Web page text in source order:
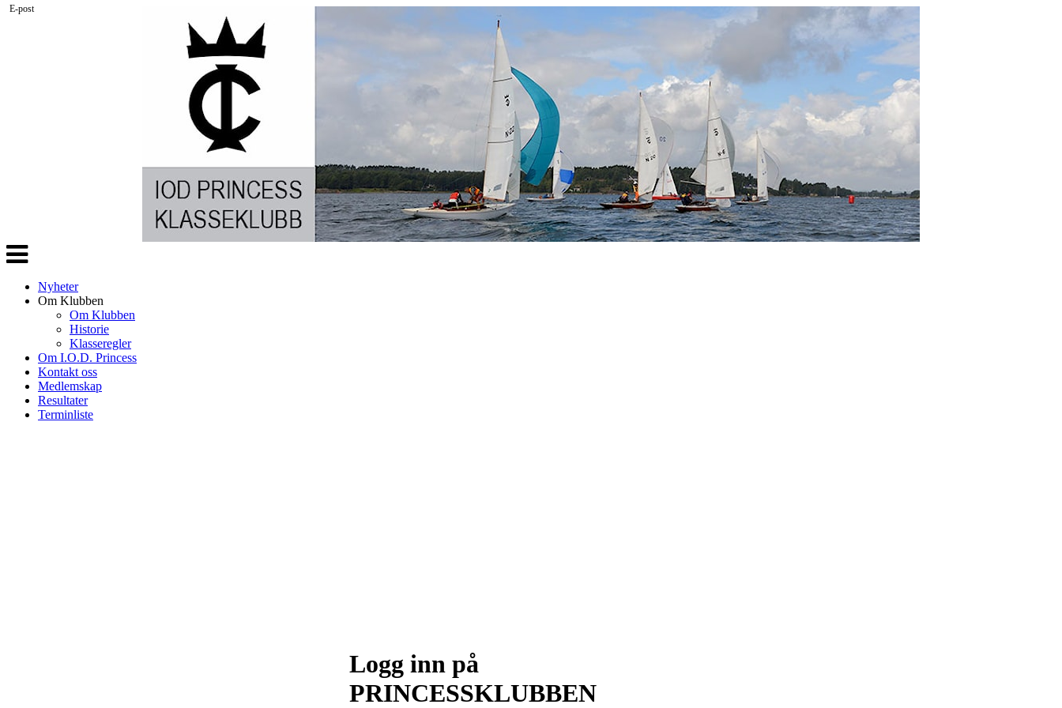
Veksle
navigasjon
Nyheter
Om Klubben
Om Klubben
Historie
Klasseregler
Om I.O.D. Princess
Kontakt oss
Medlemskap
Resultater
Terminliste
Logg inn på
PRINCESSKLUBBEN
E-post